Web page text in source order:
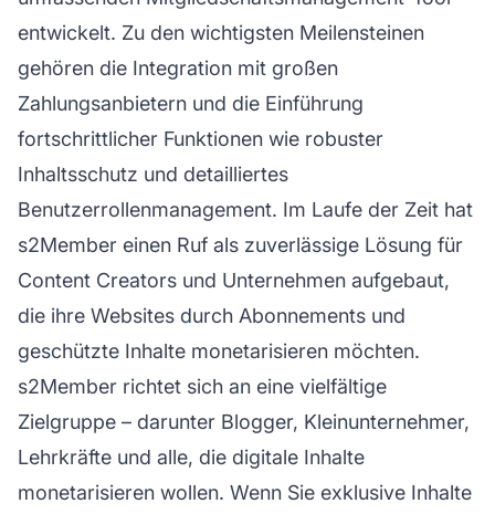
entwickelt. Zu den wichtigsten Meilensteinen
gehören die Integration mit großen
Zahlungsanbietern und die Einführung
fortschrittlicher Funktionen wie robuster
Inhaltsschutz und detailliertes
Benutzerrollenmanagement. Im Laufe der Zeit hat
s2Member einen Ruf als zuverlässige Lösung für
Content Creators und Unternehmen aufgebaut,
die ihre Websites durch Abonnements und
geschützte Inhalte monetarisieren möchten.
s2Member richtet sich an eine vielfältige
Zielgruppe – darunter Blogger, Kleinunternehmer,
Lehrkräfte und alle, die digitale Inhalte
monetarisieren wollen. Wenn Sie exklusive Inhalte